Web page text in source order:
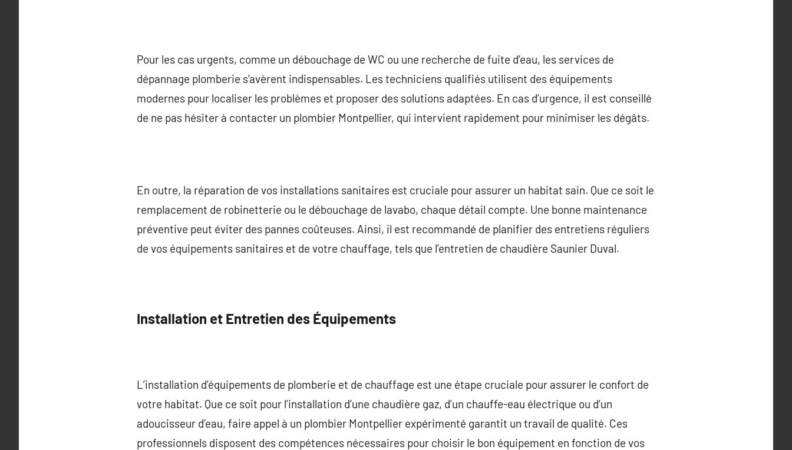
Pour les cas urgents, comme un débouchage de WC ou une recherche de fuite d’eau, les services de
dépannage plomberie s’avèrent indispensables. Les techniciens qualifiés utilisent des équipements
modernes pour localiser les problèmes et proposer des solutions adaptées. En cas d’urgence, il est conseillé
de ne pas hésiter à contacter un plombier Montpellier, qui intervient rapidement pour minimiser les dégâts.
En outre, la réparation de vos installations sanitaires est cruciale pour assurer un habitat sain. Que ce soit le
remplacement de robinetterie ou le débouchage de lavabo, chaque détail compte. Une bonne maintenance
préventive peut éviter des pannes coûteuses. Ainsi, il est recommandé de planifier des entretiens réguliers
de vos équipements sanitaires et de votre chauffage, tels que l’entretien de chaudière Saunier Duval.
Installation et Entretien des Équipements
L’installation d’équipements de plomberie et de chauffage est une étape cruciale pour assurer le confort de
votre habitat. Que ce soit pour l’installation d’une chaudière gaz, d’un chauffe-eau électrique ou d’un
adoucisseur d’eau, faire appel à un plombier Montpellier expérimenté garantit un travail de qualité. Ces
professionnels disposent des compétences nécessaires pour choisir le bon équipement en fonction de vos